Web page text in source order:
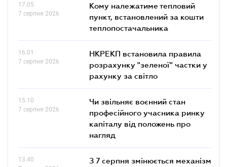
17.05
7 серпня 2026
Кому належатиме тепловий
пункт, встановлений за кошти
теплопостачальника
16.01
7 серпня 2026
НКРЕКП встановила правила
розрахунку "зеленої" частки у
рахунку за світло
15.10
7 серпня 2026
Чи звільняє воєнний стан
професійного учасника ринку
капіталу від положень про
нагляд
13.40
З 7 серпня змінюється механізм